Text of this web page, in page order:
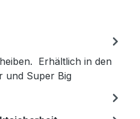
Erhältlich in den
und Super Big